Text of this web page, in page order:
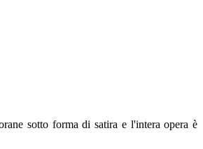
sotto forma di satira e l'intera opera è